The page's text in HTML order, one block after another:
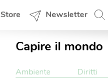
Store Newsletter
Capire il mondo
Ambiente Diritti